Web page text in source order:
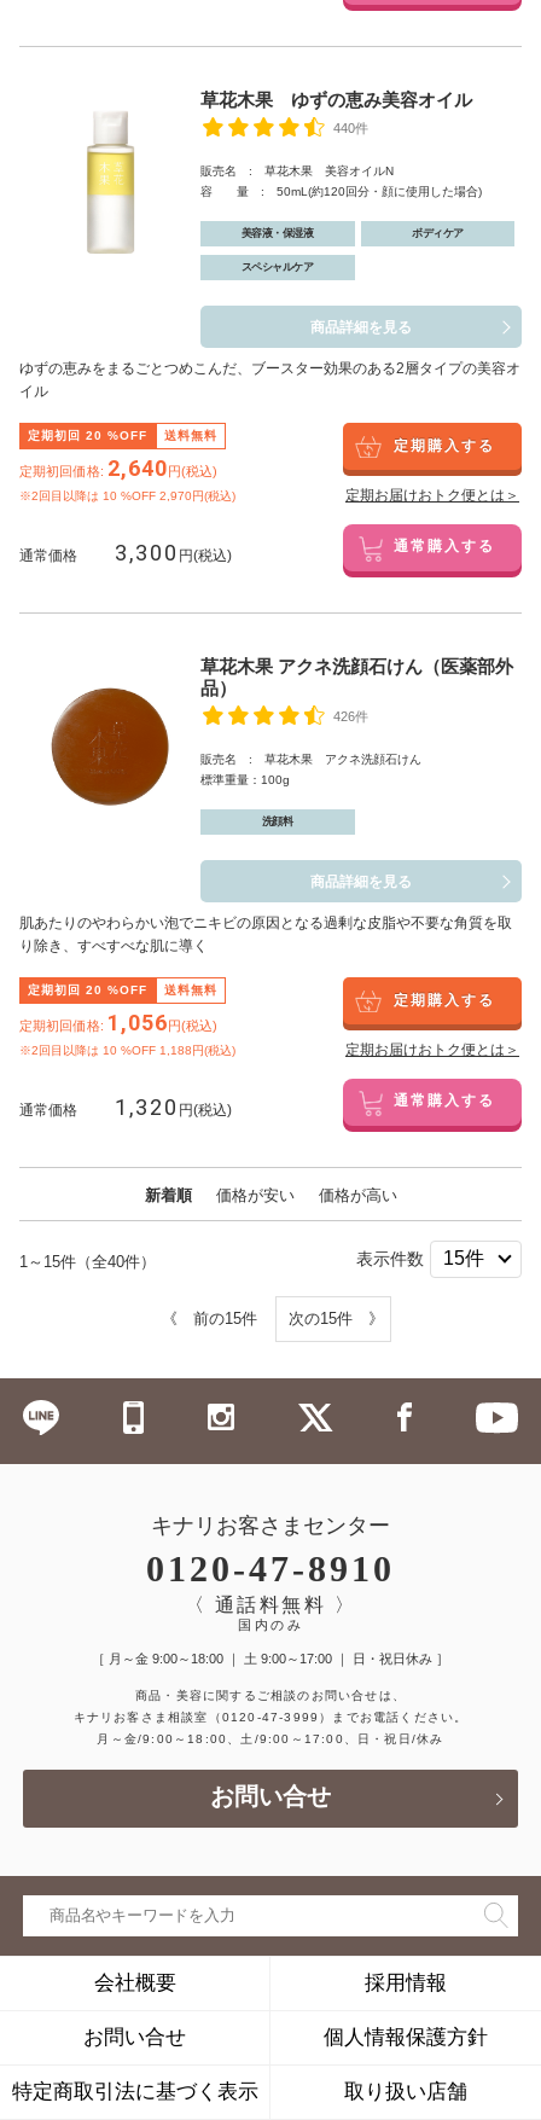
草花木果 ゆずの恵み美容オイル
440件
販売名 : 草花木果 美容オイルN
容 量 : 50mL(約120回分・顔に使用した場合)
美容液・保湿液 ボディケア
スペシャルケア
商品詳細を見る
ゆずの恵みをまるごとつめこんだ、ブースター効果のある2層タイプの美容オ
イル
定期初回 20 %OFF 送料無料
定期初回価格: 2,640円(税込)
※2回目以降は 10 %OFF 2,970円(税込)
定期購入する
定期お届けおトク便とは＞
通常価格 3,300 円(税込) 通常購入する
草花木果 アクネ洗顔石けん（医薬部外
品）
426件
販売名 : 草花木果 アクネ洗顔石けん
標準重量：100g
洗顔料
商品詳細を見る
肌あたりのやわらかい泡でニキビの原因となる過剰な皮脂や不要な角質を取
り除き、すべすべな肌に導く
定期初回 20 %OFF 送料無料
定期初回価格: 1,056円(税込)
※2回目以降は 10 %OFF 1,188円(税込)
定期購入する
定期お届けおトク便とは＞
通常価格 1,320 円(税込) 通常購入する
新着順 価格が安い 価格が高い
1～15件（全40件） 表示件数
《 前の15件 次の15件 》
キナリお客さまセンター
0120-47-8910
〈 通話料無料 〉
国内のみ
［ 月～金 9:00～18:00 ｜ 土 9:00～17:00 ｜ 日・祝日休み ］
商品・美容に関するご相談のお問い合せは、
キナリお客さま相談室
（0120-47-3999）
までお電話ください。
月～金/9:00～18:00、土/9:00～17:00、日・祝日/休み
お問い合せ
会社概要 採用情報
お問い合せ 個人情報保護方針
特定商取引法に基づく表示 取り扱い店舗